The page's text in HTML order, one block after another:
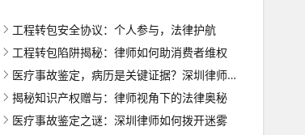
工程转包安全协议：个人参与，法律护航
工程转包陷阱揭秘：律师如何助消费者维权
医疗事故鉴定，病历是关键证据？深圳律师带你揭秘
揭秘知识产权赠与：律师视角下的法律奥秘
医疗事故鉴定之谜：深圳律师如何拨开迷雾